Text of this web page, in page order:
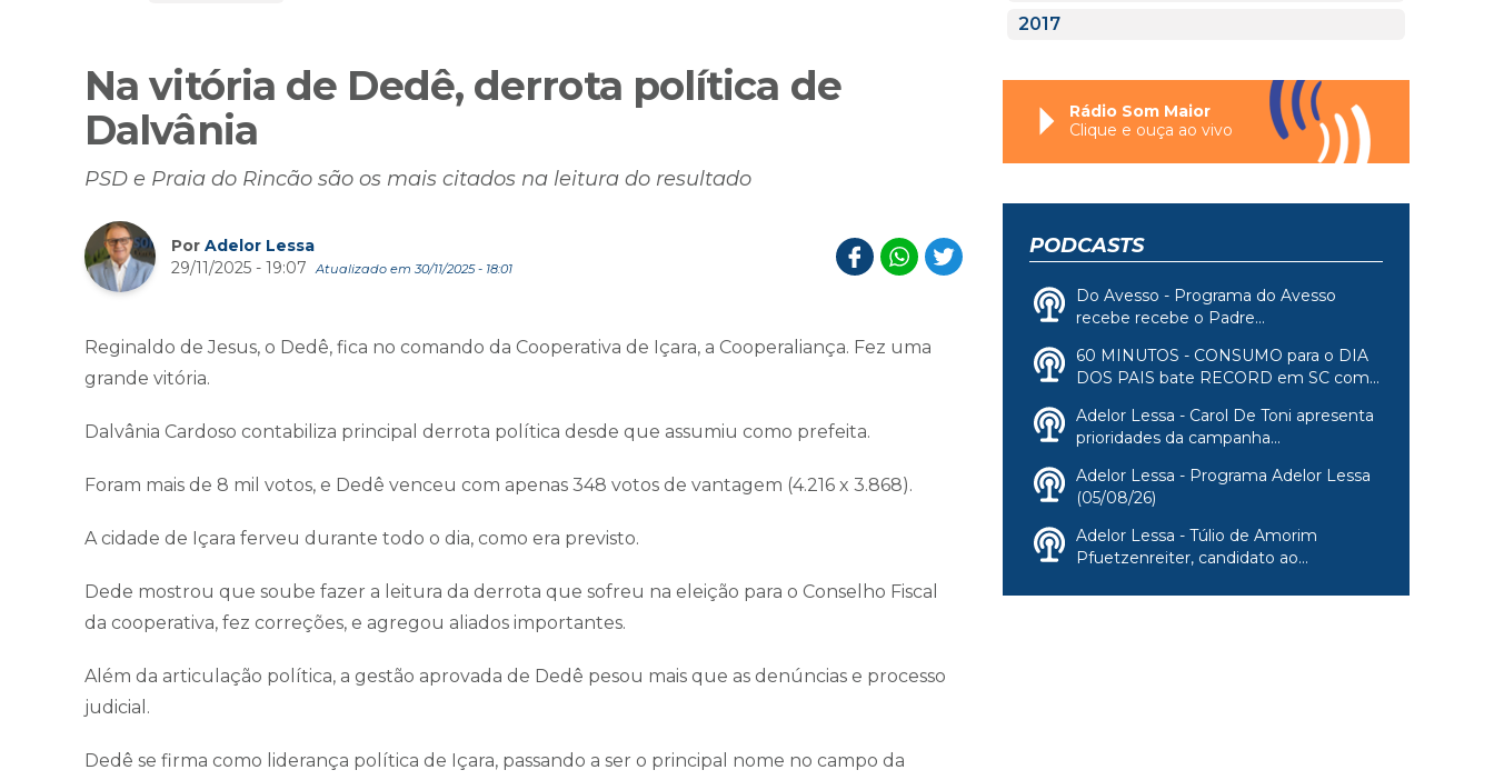
Na vitória de Dedê, derrota política de
Dalvânia
PSD e Praia do Rincão são os mais citados na leitura do resultado
Por Adelor Lessa
29/11/2025 - 19:07
Atualizado em 30/11/2025 - 18:01
Reginaldo de Jesus, o Dedê, fica no comando da Cooperativa de Içara, a Cooperaliança. Fez uma
grande vitória.
Dalvânia Cardoso contabiliza principal derrota política desde que assumiu como prefeita.
Foram mais de 8 mil votos, e Dedê venceu com apenas 348 votos de vantagem (4.216 x 3.868).
A cidade de Içara ferveu durante todo o dia, como era previsto.
Dede mostrou que soube fazer a leitura da derrota que sofreu na eleição para o Conselho Fiscal
da cooperativa, fez correções, e agregou aliados importantes.
Além da articulação política, a gestão aprovada de Dedê pesou mais que as denúncias e processo
judicial.
Dedê se firma como liderança política de Içara, passando a ser o principal nome no campo da
2017
Rádio Som Maior
Clique e ouça ao vivo
PODCASTS
Do Avesso - Programa do Avesso
recebe recebe o Padre...
60 MINUTOS - CONSUMO para o DIA
DOS PAIS bate RECORD em SC com...
Adelor Lessa - Carol De Toni apresenta
prioridades da campanha...
Adelor Lessa - Programa Adelor Lessa
(05/08/26)
Adelor Lessa - Túlio de Amorim
Pfuetzenreiter, candidato ao...